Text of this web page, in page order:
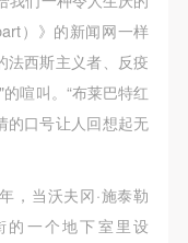
）》的新闻网一样
法西斯主义者、反疫
喧叫。“布莱巴特红
的口号让人回想起无
，当沃夫冈·施泰勒
的一个地下室里设